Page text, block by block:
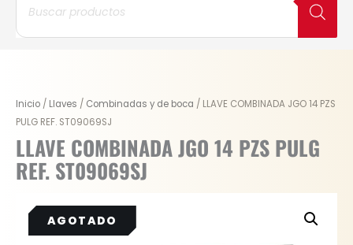
productos
Inicio / Llaves / Combinadas y de boca / LLAVE COMBINADA JGO 14 PZS
PULG REF. ST09069SJ
LLAVE COMBINADA JGO 14 PZS PULG
REF. ST09069SJ